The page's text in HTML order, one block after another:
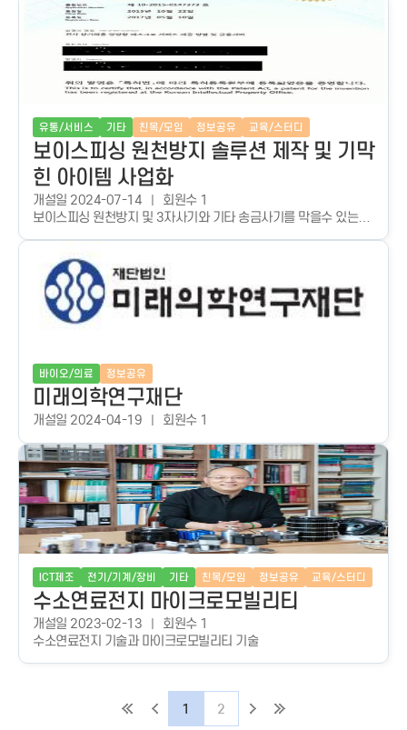
유통/서비스 기타 친목/모임 정보공유 교육/스터디
보이스피싱 원천방지 솔루션 제작 및 기막
힌 아이템 사업화
개설일 2024-07-14
회원수 1
보이스피싱 원천방지 및 3자사기와 기타 송금사기를 막을수 있는
바이오/의료 정보공유
미래의학연구재단
개설일 2024-04-19 회원수 1
ICT제조 전기/기계/장비 기타 친목/모임 정보공유 교육/스터디
수소연료전지 마이크로모빌리티
개설일 2023-02-13
회원수 1
수소연료전지 기술과 마이크로모빌리티 기술
1 2